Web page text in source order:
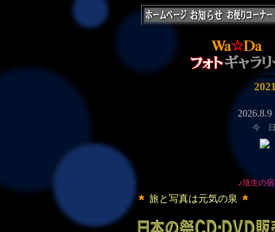
今
旅と写真は元気の泉